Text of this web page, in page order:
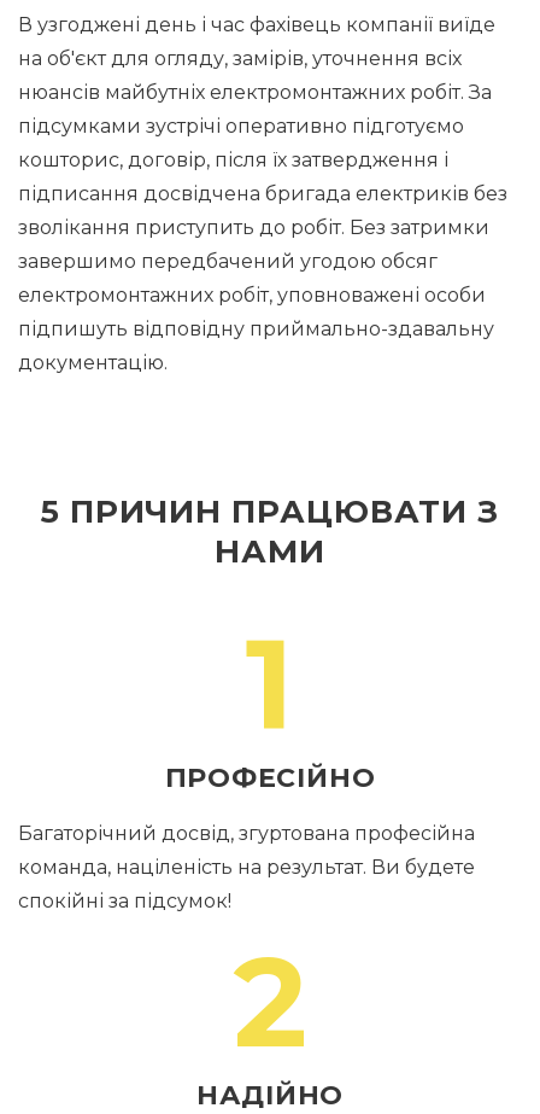
В узгоджені день і час фахівець компанії виїде
на об'єкт для огляду, замірів, уточнення всіх
нюансів майбутніх електромонтажних робіт. За
підсумками зустрічі оперативно підготуємо
кошторис, договір, після їх затвердження і
підписання досвідчена бригада електриків без
зволікання приступить до робіт. Без затримки
завершимо передбачений угодою обсяг
електромонтажних робіт, уповноважені особи
підпишуть відповідну приймально-здавальну
документацію.
5 ПРИЧИН ПРАЦЮВАТИ З
НАМИ
1
ПРОФЕСІЙНО
Багаторічний досвід, згуртована професійна
команда, націленість на результат. Ви будете
спокійні за підсумок!
2
НАДІЙНО